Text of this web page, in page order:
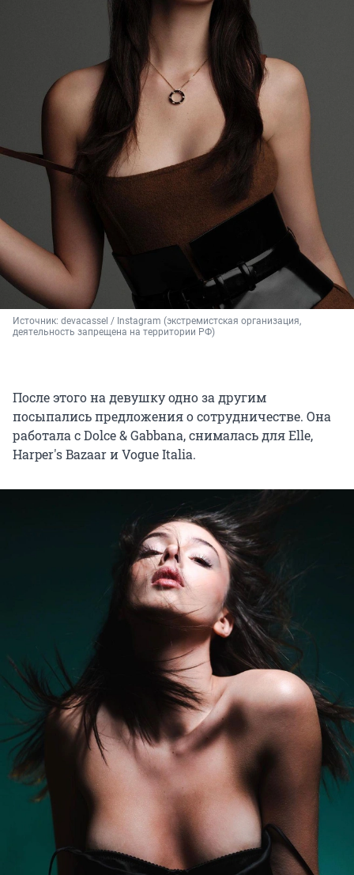
Источник: devacassel / Instagram (экстремистская организация,
деятельность запрещена на территории РФ)
После этого на девушку одно за другим
посыпались предложения о сотрудничестве. Она
работала с Dolce & Gabbana, снималась для Elle,
Harper's Bazaar и Vogue Italia.